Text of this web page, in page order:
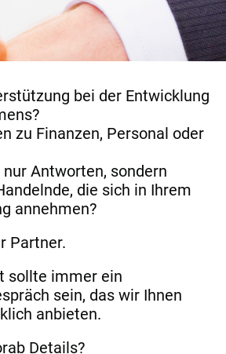
bei der Entwicklung
zu Finanzen, Personal oder
Antworten, sondern
die sich in Ihrem
annehmen?
Partner.
sollte immer ein
sein, das wir Ihnen
anbieten.
Details?